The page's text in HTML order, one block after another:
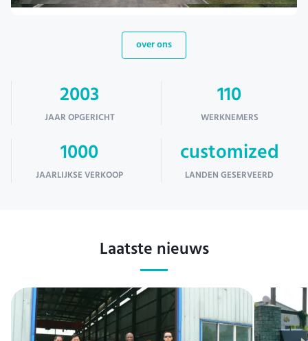
over ons
2003
JAAR OPGERICHT
110
WERKNEMERS
1000
JAARLIJKSE VERKOOP
customized
LANDEN GESERVEERD
Laatste nieuws